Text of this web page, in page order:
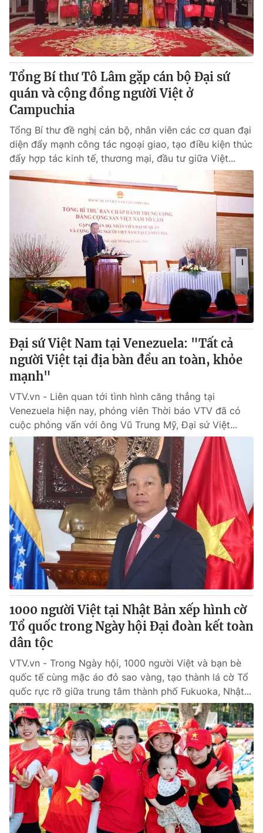
Tổng Bí thư Tô Lâm gặp cán bộ Đại sứ
quán và cộng đồng người Việt ở
Campuchia
Tổng Bí thư đề nghị cán bộ, nhân viên các cơ quan đại
diện đẩy mạnh công tác ngoại giao, tạo điều kiện thúc
đẩy hợp tác kinh tế, thương mại, đầu tư giữa Việt...
Đại sứ Việt Nam tại Venezuela: "Tất cả
người Việt tại địa bàn đều an toàn, khỏe
mạnh"
VTV.vn - Liên quan tới tình hình căng thẳng tại
Venezuela hiện nay, phóng viên Thời báo VTV đã có
cuộc phỏng vấn với ông Vũ Trung Mỹ, Đại sứ Việt...
1000 người Việt tại Nhật Bản xếp hình cờ
Tổ quốc trong Ngày hội Đại đoàn kết toàn
dân tộc
VTV.vn - Trong Ngày hội, 1000 người Việt và bạn bè
quốc tế cùng mặc áo đỏ sao vàng, tạo thành lá cờ Tổ
quốc rực rỡ giữa trung tâm thành phố Fukuoka, Nhật...